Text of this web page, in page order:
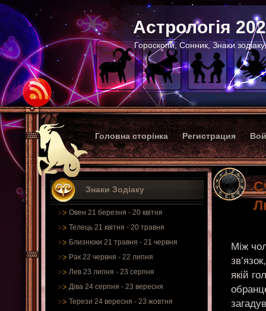
Астрологія
Гороскопи, Сонник, Знаки
Головна сторінка Регистрация
Знаки Зодіаку
Овен 21 березня - 20 квітня
Телець 21 квітня - 20 травня
Близнюки 21 травня - 21 червня
Рак 22 червня - 22 липня
Лев 23 липня - 23 серпня
Діва 24 серпня - 23 вересня
Терези 24 вересня - 23 жовтня
Між
якій